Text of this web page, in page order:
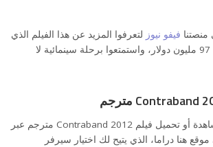
منصتنا فيفو نيوز لتعرفوا المزيد عن هذا الفيلم الذي
حقق إيرادات تجاوزت 97 مليون دولار، واستمتعوا برحلة سينمائية لا
حصرياً يمكنك الآن مشاهدة أو تحميل فيلم Contraband 2012 مترجم عبر
هنا دراما، الذي يتيح لك اختيار سيرفر